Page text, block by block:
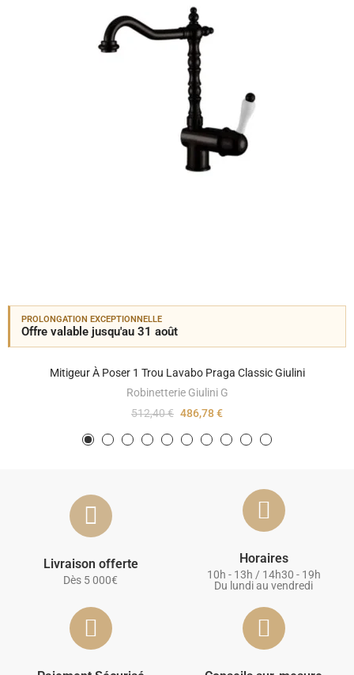
PROLONGATION EXCEPTIONNELLE
Offre valable jusqu'au 31 août
Mitigeur À Poser 1 Trou Lavabo Praga Classic Giulini
Robinetterie Giulini G
512,40 € 486,78 €
Livraison offerte
Dès 5 000€
Horaires
10h - 13h / 14h30 - 19h
Du lundi au vendredi